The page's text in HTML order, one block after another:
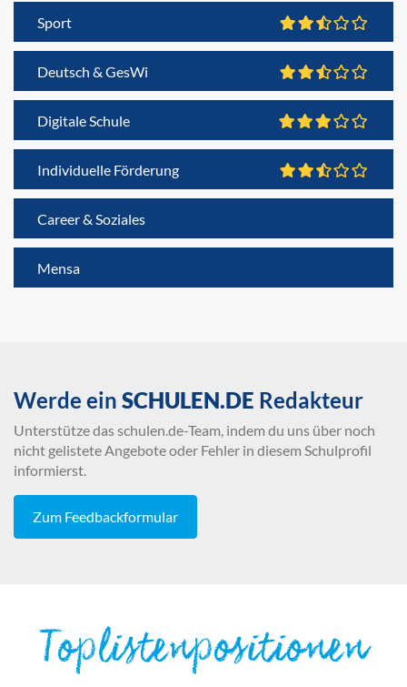
Sport
Deutsch & GesWi
Digitale Schule
Individuelle Förderung
Career & Soziales
Mensa
Werde ein SCHULEN.DE Redakteur
Unterstütze das schulen.de-Team, indem du uns über noch
nicht gelistete Angebote oder Fehler in diesem Schulprofil
informierst.
Zum Feedbackformular
Toplistenpositionen